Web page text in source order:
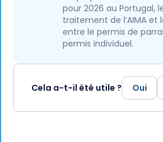
pour 2026 au Portugal,
traitement de l’AIMA et
entre le permis de
permis individuel.
Cela a-t-il été utile ? Oui